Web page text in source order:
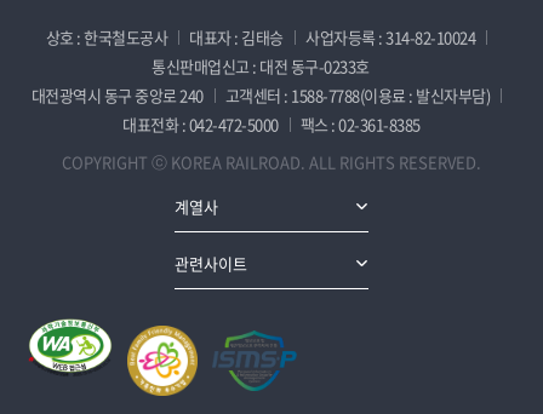
상호 : 한국철도공사 대표자 : 김태승
사업자등록 : 314-82-10024
통신판매업신고 : 대전 동구-0233호
대전광역시 동구 중앙로 240
고객센터 : 1588-7788(이용료 : 발신자부담)
대표전화 : 042-472-5000
팩스 : 02-361-8385
COPYRIGHT ⓒ KOREA RAILROAD. ALL RIGHTS RESERVED.
계열사
관련사이트